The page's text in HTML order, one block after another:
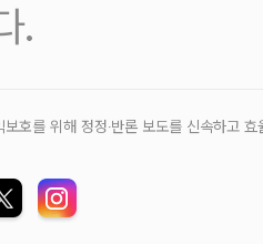
.
호를 위해 정정‧반론 보도를 신속하고